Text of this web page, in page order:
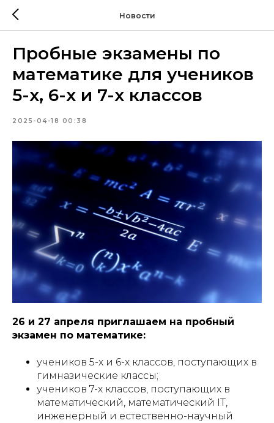
Новости
Пробные экзамены по
математике для учеников
5-х, 6-х и 7-х классов
2025-04-18 00:38
26 и 27 апреля приглашаем на пробный
экзамен по математике:
учеников 5-х и 6-х классов, поступающих в
гимназические классы;
учеников 7-х классов, поступающих в
математический, математический IT,
инженерный и естественно-научный